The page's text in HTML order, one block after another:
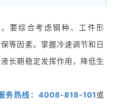
要综合考虑钢种、工件形
等因素。掌握冷速调节和日
长期稳定发挥作用，降低生
务热线：4008-818-101或